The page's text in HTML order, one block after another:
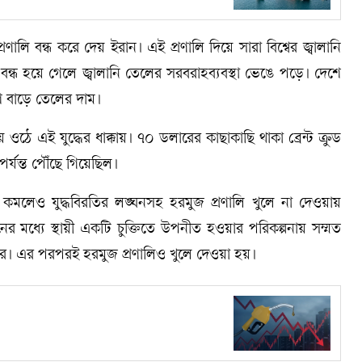
করে দেয় ইরান। এই প্রণালি দিয়ে সারা বিশ্বের জ্বালানি
হয়ে গেলে জ্বালানি তেলের সরবরাহব্যবস্থা ভেঙে পড়ে। দেশে
বাড়ে তেলের দাম।
এই যুদ্ধের ধাক্কায়। ৭০ ডলারের কাছাকাছি থাকা ব্রেন্ট ক্রুড
পৌঁছে গিয়েছিল।
কমলেও যুদ্ধবিরতির লঙ্ঘনসহ হরমুজ প্রণালি খুলে না দেওয়ায়
মধ্যে স্থায়ী একটি চুক্তিতে উপনীত হওয়ার পরিকল্পনায় সম্মত
এর পরপরই হরমুজ প্রণালিও খুলে দেওয়া হয়।